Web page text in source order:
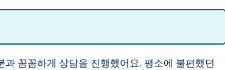
꼼꼼하게 상담을 진행했어요. 평소에 불편했던